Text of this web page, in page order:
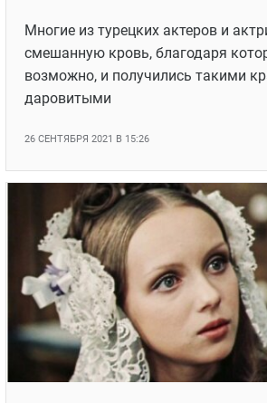
Многие из турецких актеров и
смешанную кровь, благодаря
возможно, и получились такими
даровитыми
26 СЕНТЯБРЯ 2021 В 15:26